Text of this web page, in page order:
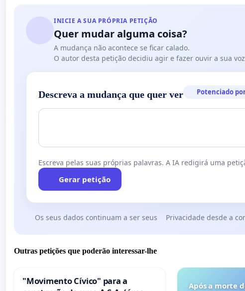
INICIE A SUA PRÓPRIA PETIÇÃO
Quer mudar alguma coisa?
A mudança não acontece se ficar calado.
O autor desta petição decidiu agir e fazer ouvir a sua
Descreva a mudança que quer ver Potenciado
Escreva pelas suas próprias palavras. A IA redigirá uma
Gerar petição
Os seus dados continuam a ser seus Privacidade desde a
Outras petições que poderão interessar-lhe
"Movimento Cívico" para a
Após a morte